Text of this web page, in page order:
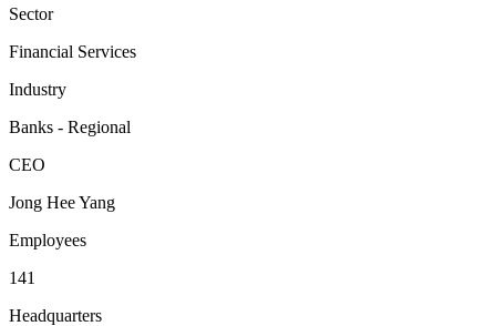
Sector
Financial Services
Industry
Banks - Regional
CEO
Jong Hee Yang
Employees
141
Headquarters